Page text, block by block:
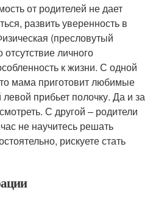
от родителей не дает
развить уверенность в
(пресловутый
личного
к жизни. С одной
мама приготовит любимые
прибьет полочку. Да и за
С другой – родители
не научитесь решать
рискуете стать